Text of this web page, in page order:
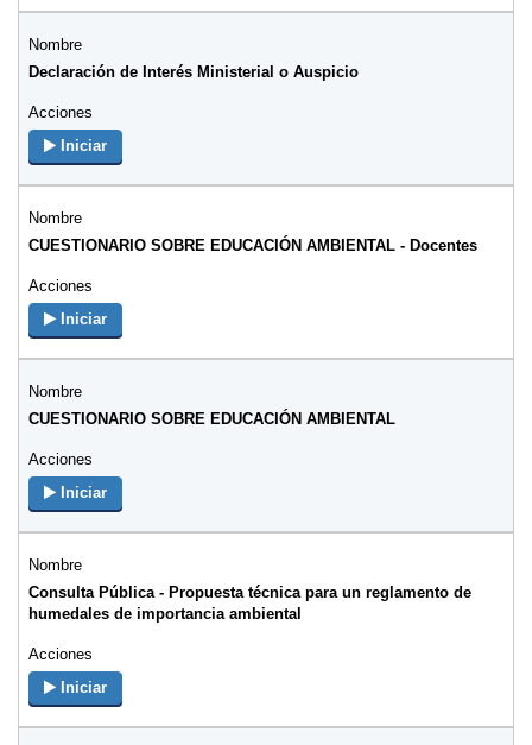
Declaración de Interés Ministerial o Auspicio
Iniciar
CUESTIONARIO SOBRE EDUCACIÓN AMBIENTAL - Docentes
Iniciar
CUESTIONARIO SOBRE EDUCACIÓN AMBIENTAL
Iniciar
Consulta Pública - Propuesta técnica para un reglamento de
humedales de importancia ambiental
Iniciar